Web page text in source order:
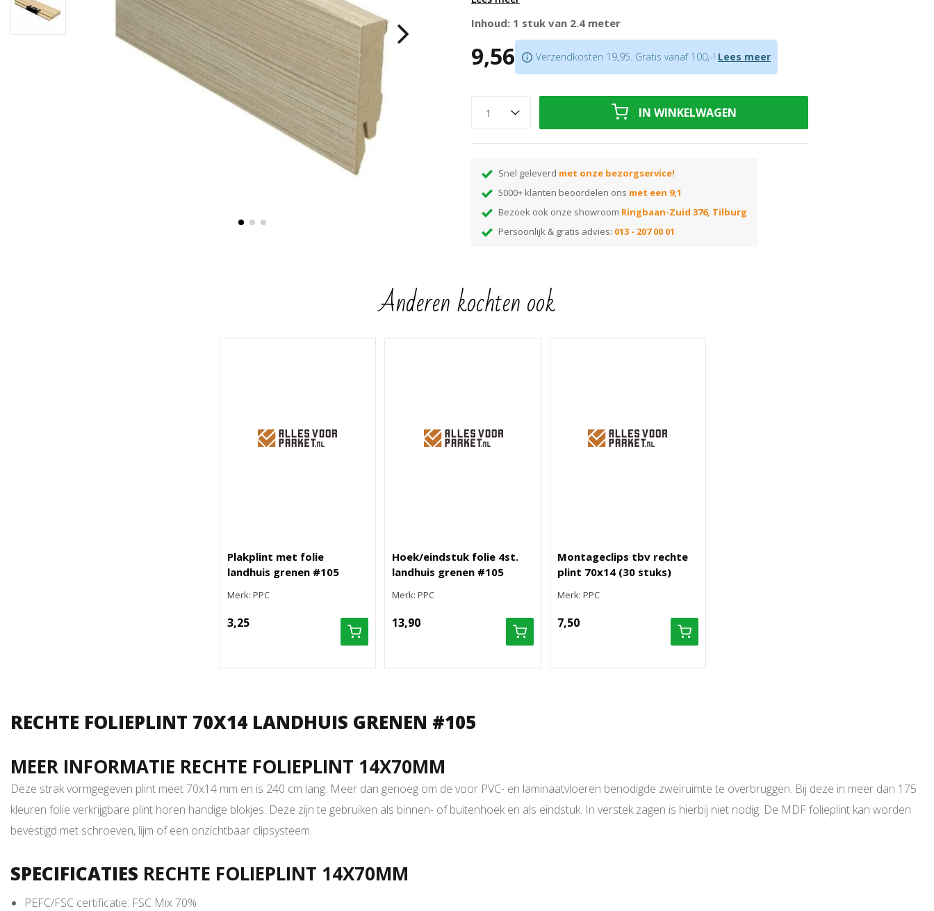
Prijs is per lengte van 2.4 meter
Ook bijpassende hoek/eindstukken verkrijgbaar waardoor in verstek
zagen niet nodig is
Bijpassende profielen
Let op:
houd rekening met +/- 5% snijverlies tijdens montage.
ben je nog op zoek naar de juiste kleur? Huur dan onze
Inhoud: 1 stuk van 2.4 meter
9,56 Verzendkosten 19,95. Gratis vanaf 100,-! Lees meer
IN WINKELWAGEN
Snel geleverd met onze bezorgservice!
5000+ klanten beoordelen ons met een 9,1
Bezoek ook onze showroom Ringbaan-Zuid 376, Tilburg
Persoonlijk & gratis advies: 013 - 207 00 01
Anderen kochten ook
Plakplint met folie
landhuis grenen #105
Merk: PPC
3,25
Hoek/eindstuk folie 4st.
landhuis grenen #105
Merk: PPC
13,90
Montageclips tbv rechte
plint 70x14 (30 stuks)
Merk: PPC
7,50
RECHTE FOLIEPLINT 70X14 LANDHUIS GRENEN #105
MEER INFORMATIE RECHTE FOLIEPLINT 14X70MM
Deze strak vormgegeven plint meet 70x14 mm en is 240 cm lang. Meer dan genoeg om de voor PVC- en laminaatvloeren benodigde zwelruimte te overbruggen. Bij deze in meer dan 175
kleuren folie verkrijgbare plint horen handige blokjes. Deze zijn te gebruiken als binnen- of buitenhoek en als eindstuk. In verstek zagen is hierbij niet nodig. De MDF folieplint kan worden
bevestigd met schroeven, lijm of een onzichtbaar clipsysteem.
SPECIFICATIES RECHTE FOLIEPLINT 14X70MM
PEFC/FSC certificatie: FSC Mix 70%